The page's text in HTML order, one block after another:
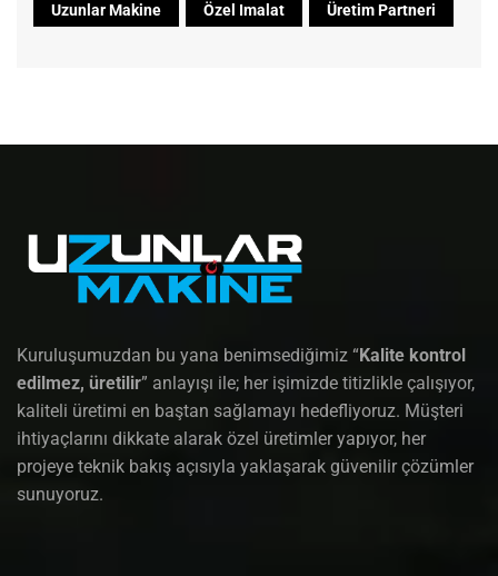
Uzunlar Makine Özel Imalat Üretim Partneri
Kuruluşumuzdan bu yana benimsediğimiz “Kalite kontrol
edilmez, üretilir” anlayışı ile; her işimizde titizlikle çalışıyor,
kaliteli üretimi en baştan sağlamayı hedefliyoruz. Müşteri
ihtiyaçlarını dikkate alarak özel üretimler yapıyor, her
projeye teknik bakış açısıyla yaklaşarak güvenilir çözümler
sunuyoruz.